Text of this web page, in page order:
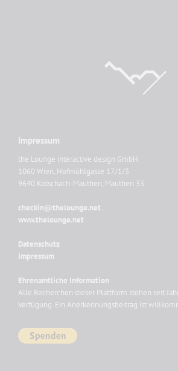
Impressum
the Lounge interactive design GmbH
1060 Wien, Hofmühlgasse 17/1/3
9640 Kötschach-Mauthen, Mauthen 33
checkin@thelounge.net
www.thelounge.net
Datenschutz
Impressum
Ehrenamtliche Information
Alle Recherchen dieser Plattform stehen seit
Verfügung. Ein Anerkennungsbeitrag ist